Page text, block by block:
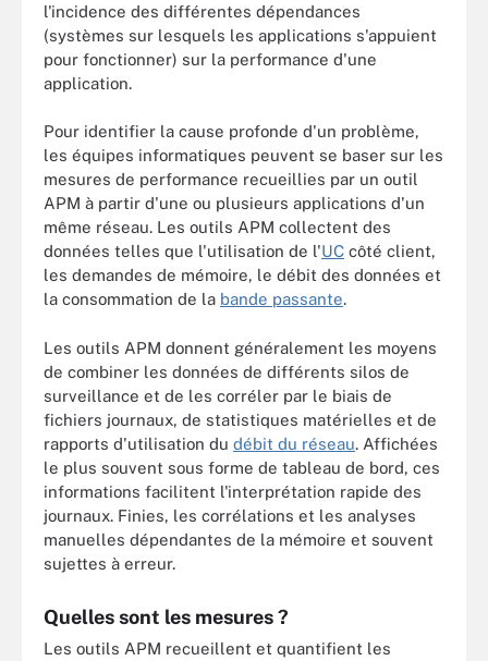
l'incidence des différentes dépendances
(systèmes sur lesquels les applications s'appuient
pour fonctionner) sur la performance d'une
application.
Pour identifier la cause profonde d'un problème,
les équipes informatiques peuvent se baser sur les
mesures de performance recueillies par un outil
APM à partir d'une ou plusieurs applications d'un
même réseau. Les outils APM collectent des
données telles que l'utilisation de l'UC côté client,
les demandes de mémoire, le débit des données et
la consommation de la bande passante.
Les outils APM donnent généralement les moyens
de combiner les données de différents silos de
surveillance et de les corréler par le biais de
fichiers journaux, de statistiques matérielles et de
rapports d'utilisation du débit du réseau. Affichées
le plus souvent sous forme de tableau de bord, ces
informations facilitent l'interprétation rapide des
journaux. Finies, les corrélations et les analyses
manuelles dépendantes de la mémoire et souvent
sujettes à erreur.
Quelles sont les mesures ?
Les outils APM recueillent et quantifient les